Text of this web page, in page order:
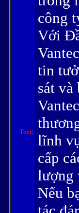
Text:
công
Với
tin
sát và
lĩnh
cấp
lượng
Nếu